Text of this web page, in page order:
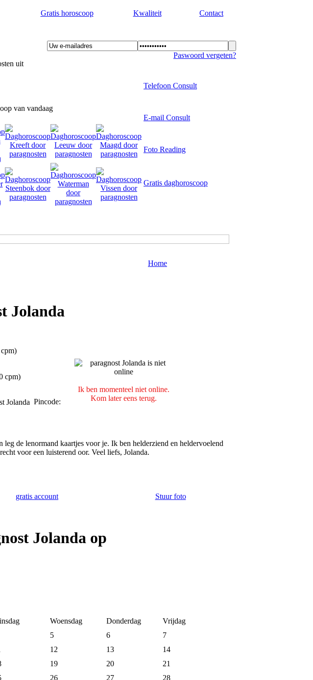
Gratis horoscoop Kwaliteit Contact
uit
Paswoord vergeten?
van vandaag
Telefoon Consult
E-mail Consult
Foto Reading
Gratis daghoroscoop
Home
Jolanda
Ik ben momenteel niet online.
Kom later eens terug.
cpm)
Pincode:
de lenormand kaartjes voor je. Ik ben helderziend en heldervoelend
voor een luisterend oor. Veel liefs, Jolanda.
gratis account Stuur foto
Jolanda op
Woensdag Donderdag
Vrijdag
5 6
7
12 13
14
19 20
21
26 27
28